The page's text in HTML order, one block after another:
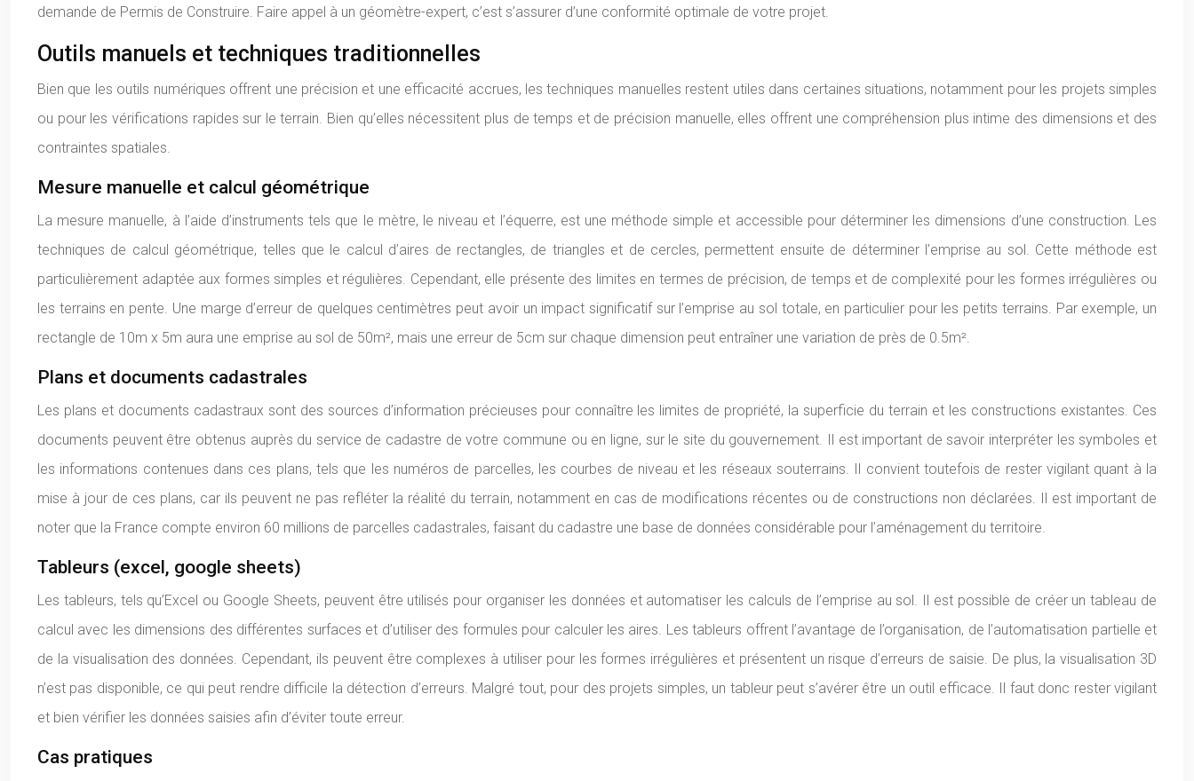
demande de Permis de Construire. Faire appel à un géomètre-expert, c’est s’assurer d’une conformité optimale de votre projet.
Outils manuels et techniques traditionnelles
Bien que les outils numériques offrent une précision et une efficacité accrues, les techniques manuelles restent utiles dans certaines situations, notamment pour les projets simples
ou pour les vérifications rapides sur le terrain. Bien qu’elles nécessitent plus de temps et de précision manuelle, elles offrent une compréhension plus intime des dimensions et des
contraintes spatiales.
Mesure manuelle et calcul géométrique
La mesure manuelle, à l’aide d’instruments tels que le mètre, le niveau et l’équerre, est une méthode simple et accessible pour déterminer les dimensions d’une construction. Les
techniques de calcul géométrique, telles que le calcul d’aires de rectangles, de triangles et de cercles, permettent ensuite de déterminer l’emprise au sol. Cette méthode est
particulièrement adaptée aux formes simples et régulières. Cependant, elle présente des limites en termes de précision, de temps et de complexité pour les formes irrégulières ou
les terrains en pente. Une marge d’erreur de quelques centimètres peut avoir un impact significatif sur l’emprise au sol totale, en particulier pour les petits terrains. Par exemple, un
rectangle de 10m x 5m aura une emprise au sol de 50m², mais une erreur de 5cm sur chaque dimension peut entraîner une variation de près de 0.5m².
Plans et documents cadastrales
Les plans et documents cadastraux sont des sources d’information précieuses pour connaître les limites de propriété, la superficie du terrain et les constructions existantes. Ces
documents peuvent être obtenus auprès du service de cadastre de votre commune ou en ligne, sur le site du gouvernement. Il est important de savoir interpréter les symboles et
les informations contenues dans ces plans, tels que les numéros de parcelles, les courbes de niveau et les réseaux souterrains. Il convient toutefois de rester vigilant quant à la
mise à jour de ces plans, car ils peuvent ne pas refléter la réalité du terrain, notamment en cas de modifications récentes ou de constructions non déclarées. Il est important de
noter que la France compte environ 60 millions de parcelles cadastrales, faisant du cadastre une base de données considérable pour l’aménagement du territoire.
Tableurs (excel, google sheets)
Les tableurs, tels qu’Excel ou Google Sheets, peuvent être utilisés pour organiser les données et automatiser les calculs de l’emprise au sol. Il est possible de créer un tableau de
calcul avec les dimensions des différentes surfaces et d’utiliser des formules pour calculer les aires. Les tableurs offrent l’avantage de l’organisation, de l’automatisation partielle et
de la visualisation des données. Cependant, ils peuvent être complexes à utiliser pour les formes irrégulières et présentent un risque d’erreurs de saisie. De plus, la visualisation 3D
n’est pas disponible, ce qui peut rendre difficile la détection d’erreurs. Malgré tout, pour des projets simples, un tableur peut s’avérer être un outil efficace. Il faut donc rester vigilant
et bien vérifier les données saisies afin d’éviter toute erreur.
Cas pratiques